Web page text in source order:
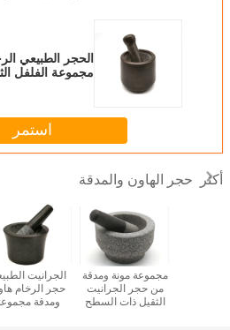
الحجر الطبيعي
مجموعة الفلفل
استمر
أكثر حجر الهاون والمدقة
الجرانيت
حجر الرخام
ومدقة
مجموعة مونة ومدقة
من حجر الجرانيت
الثقيل ذات السطح